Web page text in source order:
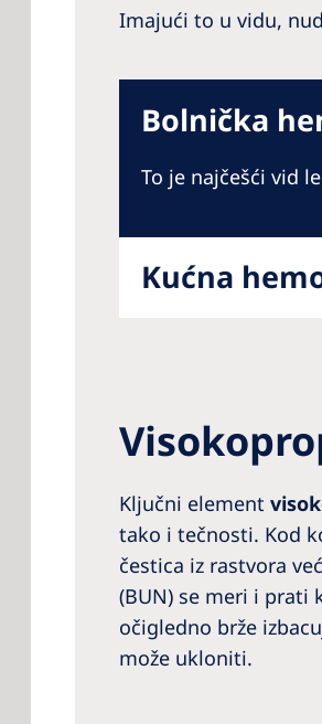
Imajući to u vidu,
Bolnička
To je najčešći vid
Kućna
Ključni element
tako i tečnosti. Kod
čestica iz rastvora
(BUN) se meri i prati
očigledno brže
može ukloniti.